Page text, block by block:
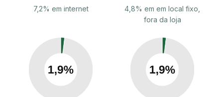
7,2% em internet
4,8% em em local fixo,
fora da loja